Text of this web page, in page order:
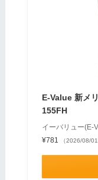
E-Value 新メ
155FH
イーバリュー(E-
¥781
（2026/08/